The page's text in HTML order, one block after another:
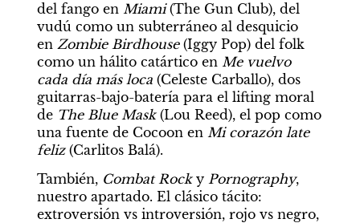
del fango en Miami (The Gun Club), del
vudú como un subterráneo al desquicio
en Zombie Birdhouse (Iggy Pop) del folk
como un hálito catártico en Me vuelvo
cada día más loca (Celeste Carballo), dos
guitarras-bajo-batería para el lifting moral
de The Blue Mask (Lou Reed), el pop como
una fuente de Cocoon en Mi corazón late
feliz (Carlitos Balá).
También, Combat Rock y Pornography,
nuestro apartado. El clásico tácito:
extroversión vs introversión, rojo vs negro,